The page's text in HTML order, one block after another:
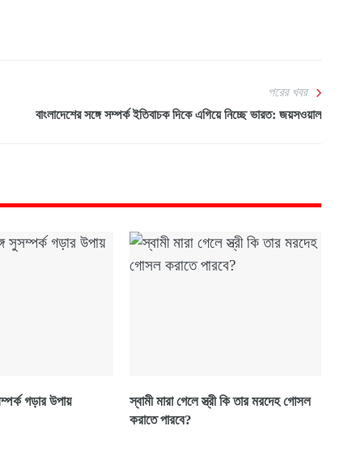
পরের খবর
বাংলাদেশের সঙ্গে সম্পর্ক ইতিবাচক দিকে এগিয়ে নিচ্ছে ভারত: জয়সওয়াল
গড়ার উপায়
স্বামী মারা গেলে স্ত্রী কি তার মরদেহ গোসল
করাতে পারবে?